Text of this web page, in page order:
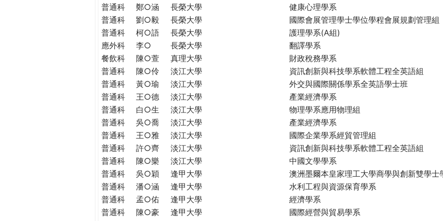
普通科 鄭○涵 長榮大學
健康心理學系
普通科
劉○毅 長榮大學
國際會展管理學士學位學程會展規劃管理組
普通科
柯○語 長榮大學
護理學系(A組)
應外科
李○ 長榮大學
翻譯學系
餐飲科
陳○萱 真理大學
財政稅務學系
普通科
陳○伶 淡江大學
資訊創新與科技學系軟體工程全英語組
普通科
黃○瑜 淡江大學
外交與國際關係學系全英語學士班
普通科
王○德 淡江大學
產業經濟學系
普通科
白○生 淡江大學
物理學系應用物理組
普通科
吳○喬 淡江大學
產業經濟學系
普通科
王○雅 淡江大學
國際企業學系經貿管理組
普通科
許○齊 淡江大學
資訊創新與科技學系軟體工程全英語組
普通科
陳○樂 淡江大學
中國文學學系
普通科
吳○穎 逢甲大學
澳洲墨爾本皇家理工大學商學與創新雙學士
普通科
潘○涵 逢甲大學
水利工程與資源保育學系
普通科
孟○佑 逢甲大學
經濟學系
普通科
陳○豪 逢甲大學
國際經營與貿易學系